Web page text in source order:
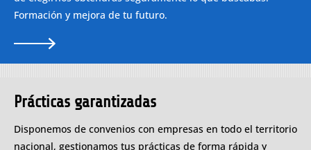
Formación y mejora de tu futuro.
Prácticas garantizadas
Disponemos de convenios con empresas en todo el territorio
nacional, gestionamos tus prácticas de forma rápida y